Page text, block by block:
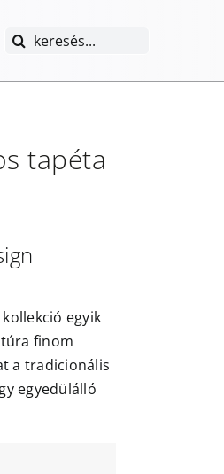
Keresés...
tapéta
egyik
finom
a tradicionális
egyedülálló